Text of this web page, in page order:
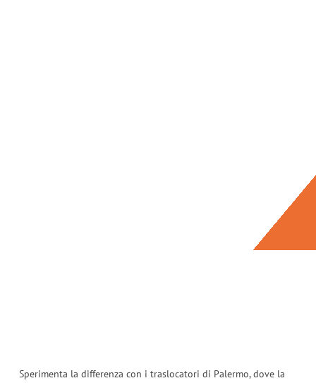
Sperimenta la differenza con i traslocatori di Palermo, dove la